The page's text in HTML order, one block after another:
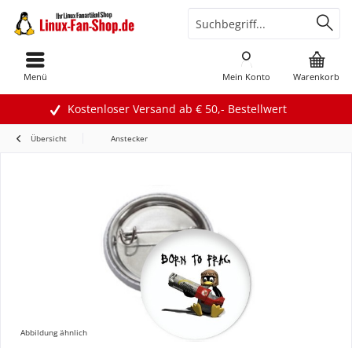
Kostenloser Versand ab € 50,- Bestellwert
Warenkorb
Mein Konto
Menü
Übersicht Anstecker
Abbildung ähnlich